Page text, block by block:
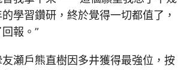
學習鑽研，終於覺得一切都值了，
報。”
瀬戶熊直樹因多井獲得最強位，按